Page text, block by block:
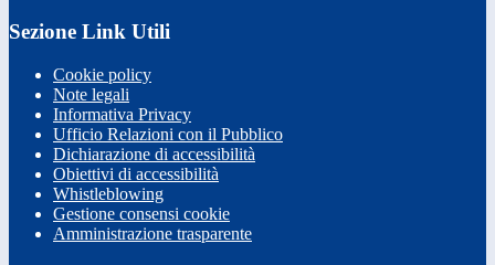
Sezione Link Utili
Cookie policy
Note legali
Informativa Privacy
Ufficio Relazioni con il Pubblico
Dichiarazione di accessibilità
Obiettivi di accessibilità
Whistleblowing
Gestione consensi cookie
Amministrazione trasparente